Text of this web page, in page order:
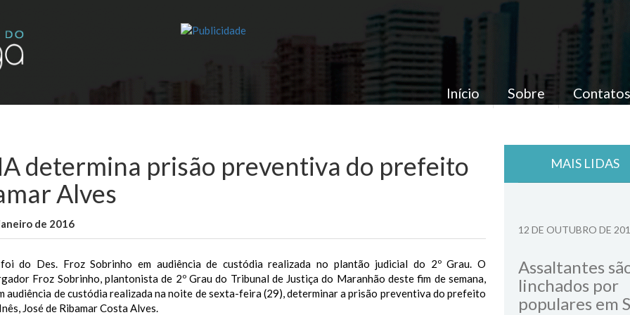
Início Sobre Contatos
determina prisão preventiva do prefeito
Alves
de 2016
do Des. Froz Sobrinho em audiência de custódia realizada no plantão judicial do 2º Grau. O
Froz Sobrinho, plantonista de 2º Grau do Tribunal de Justiça do Maranhão deste fim de semana,
audiência de custódia realizada na noite de sexta-feira (29), determinar a prisão preventiva do prefeito
José de Ribamar Costa Alves.
MAIS LIDAS
12 DE OUTUBRO DE
Assaltantes
linchados por
populares em